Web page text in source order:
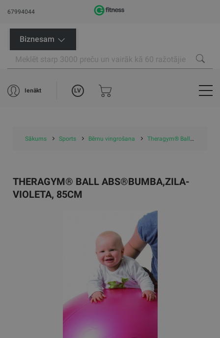
67994044
Biznesam
Ienākt LV
Sākums Sports Bērnu vingrošana Theragym® Ball ABS®bumba,zila-violeta, 85cm
THERAGYM® BALL ABS®BUMBA,ZILA-
VIOLETA, 85CM